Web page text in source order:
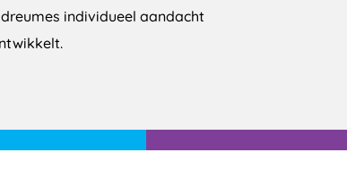
individueel aandacht